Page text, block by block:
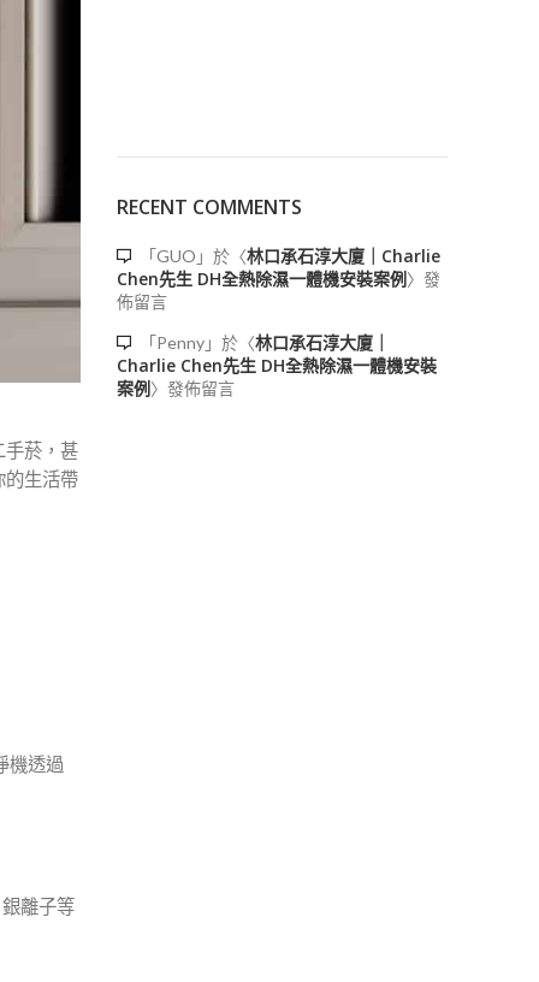
手菸，甚
的生活帶
機透過
離子等
RECENT COMMENTS
「 GUO 」於〈林口承石淳大廈｜Charlie
Chen先生 DH全熱除濕一體機安裝案例 〉發
佈留言
「 Penny」於〈林口承石淳大廈｜
Charlie Chen先生 DH全熱除濕一體機安裝
案例 〉發佈留言